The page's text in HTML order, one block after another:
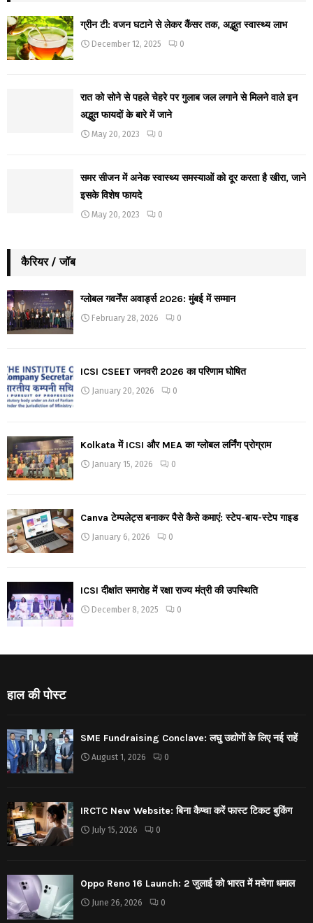
ग्रीन टी: वजन घटाने से लेकर कैंसर तक, अद्भुत स्वास्थ्य लाभ
December 12, 2025 0
रात को सोने से पहले चेहरे पर गुलाब जल लगाने से मिलने वाले इन
अद्भुत फायदों के बारे में जाने
May 20, 2023 0
समर सीजन में अनेक स्वास्थ्य समस्याओं को दूर करता है खीरा, जाने
इसके विशेष फायदे
May 20, 2023 0
कैरियर / जॉब
ग्लोबल गवर्नेंस अवार्ड्स 2026: मुंबई में सम्मान
February 28, 2026 0
ICSI CSEET जनवरी 2026 का परिणाम घोषित
January 20, 2026 0
Kolkata में ICSI और MEA का ग्लोबल लर्निंग प्रोग्राम
January 15, 2026 0
Canva टेम्पलेट्स बनाकर पैसे कैसे कमाएं: स्टेप-बाय-स्टेप गाइड
January 6, 2026 0
ICSI दीक्षांत समारोह में रक्षा राज्य मंत्री की उपस्थिति
December 8, 2025 0
हाल की पोस्ट
SME Fundraising Conclave: लघु उद्योगों के लिए नई राहें
August 1, 2026 0
IRCTC New Website: बिना कैप्चा करें फास्ट टिकट बुकिंग
July 15, 2026 0
Oppo Reno 16 Launch: 2 जुलाई को भारत में मचेगा धमाल
June 26, 2026 0